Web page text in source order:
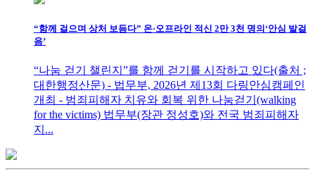
“함께 걸으며 상처 보듬다” 온·오프라인 적신 2만 3천 명의‘안심 발걸
음’
“나눔 걷기 챌린지”를 함께 걷기를 시작하고 있다(출처 ;
대한행정산문) - 법무부, 2026년 제13회 다링안심캠페인
개최 - 범죄피해자 치유와 회복 위한 나눔걷기(walking
for the victims) 법무부(장관 정성호)와 전국 범죄피해자
지...